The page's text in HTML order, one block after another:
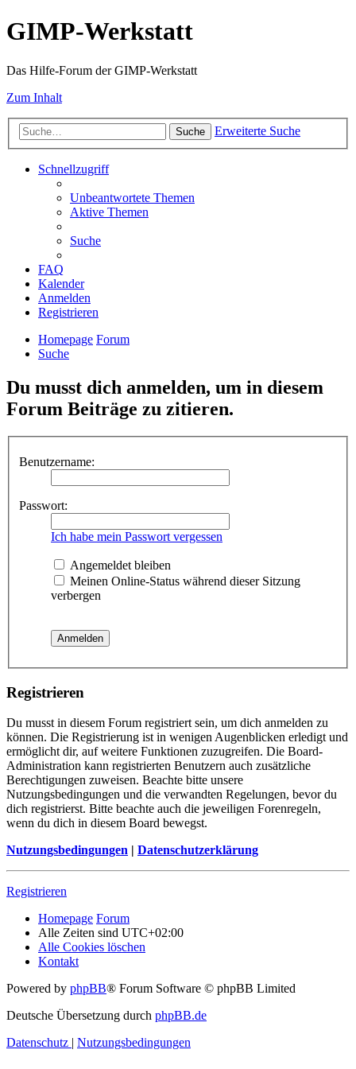
GIMP-Werkstatt
Das Hilfe-Forum der GIMP-Werkstatt
Zum Inhalt
Suche Erweiterte Suche
Schnellzugriff
Unbeantwortete Themen
Aktive Themen
Suche
FAQ
Kalender
Anmelden
Registrieren
Homepage Forum
Suche
Du musst dich anmelden, um in diesem
Forum Beiträge zu zitieren.
Benutzername:
Passwort:
Ich habe mein Passwort vergessen
Angemeldet bleiben
Meinen Online-Status während dieser Sitzung
verbergen
Registrieren
Du musst in diesem Forum registriert sein, um dich anmelden zu
können. Die Registrierung ist in wenigen Augenblicken erledigt und
ermöglicht dir, auf weitere Funktionen zuzugreifen. Die Board-
Administration kann registrierten Benutzern auch zusätzliche
Berechtigungen zuweisen. Beachte bitte unsere
Nutzungsbedingungen und die verwandten Regelungen, bevor du
dich registrierst. Bitte beachte auch die jeweiligen Forenregeln,
wenn du dich in diesem Board bewegst.
Nutzungsbedingungen | Datenschutzerklärung
Registrieren
Homepage Forum
Alle Zeiten sind UTC+02:00
Alle Cookies löschen
Kontakt
Powered by phpBB® Forum Software © phpBB Limited
Deutsche Übersetzung durch phpBB.de
Datenschutz | Nutzungsbedingungen